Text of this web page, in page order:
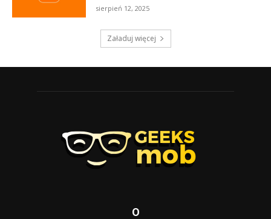
sierpień 12, 2025
Załaduj więcej
O